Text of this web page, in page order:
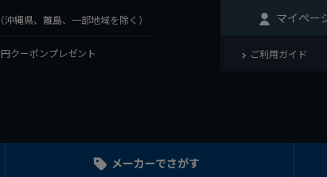
縄県、離島、一部地域を除く）
クーポンプレゼント
マイペー
ご利用ガイド
メーカーでさがす